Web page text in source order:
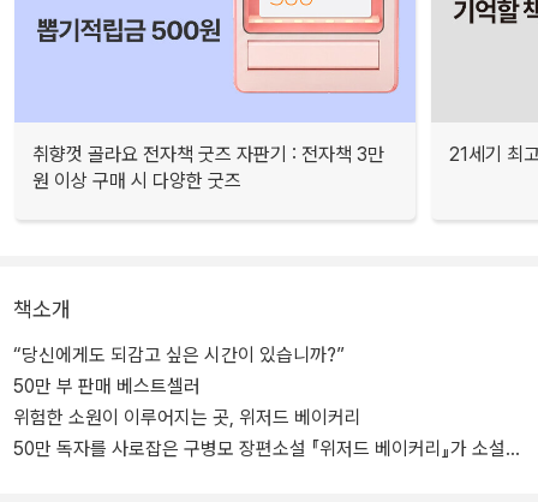
취향껏 골라요 전자책 굿즈 자판기 : 전자책 3만
원 이상 구매 시 다양한 굿즈
21세기 최
책소개
“당신에게도 되감고 싶은 시간이 있습니까?”
50만 부 판매 베스트셀러
위험한 소원이 이루어지는 곳, 위저드 베이커리
50만 독자를 사로잡은 구병모 장편소설 『위저드 베이커리』가 소설Y